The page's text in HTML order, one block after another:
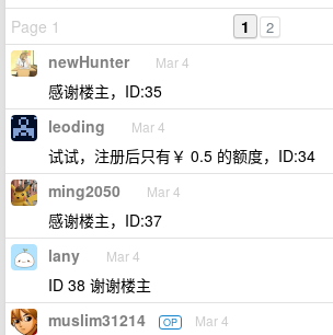
Page 1
1 2
newHunter Mar 4
感谢楼主，ID:35
leoding Mar 4
试试，注册后只有￥ 0.5 的额度，ID:34
ming2050 Mar 4
感谢楼主，ID:37
lany Mar 4
ID 38 谢谢楼主
muslim31214 OP Mar 4